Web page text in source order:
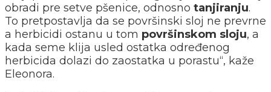
obradi pre setve pšenice, odnosno tanjiranju.
To pretpostavlja da se površinski sloj ne prevrne
a herbicidi ostanu u tom površinskom sloju, a
kada seme klija usled ostatka određenog
herbicida dolazi do zaostatka u porastu“, kaže
Eleonora.